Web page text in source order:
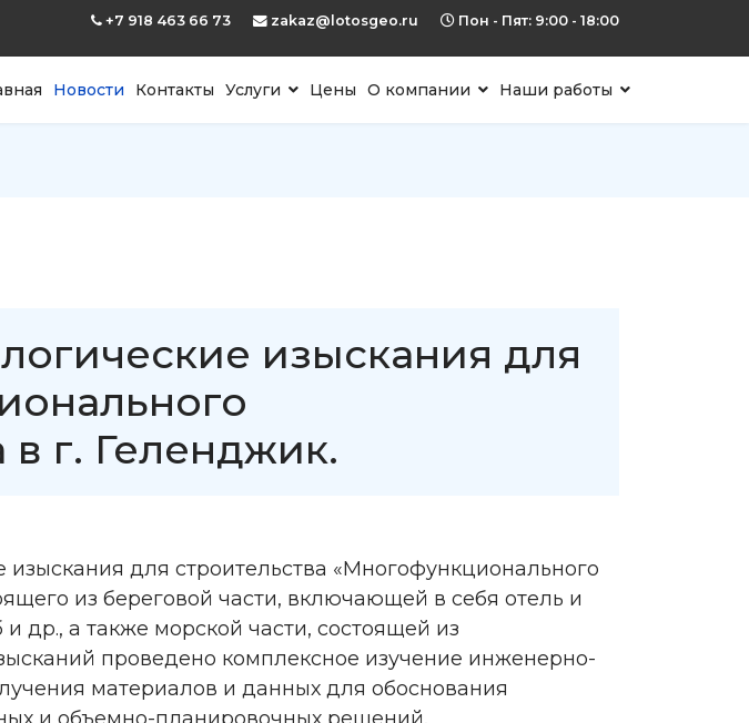
+7 918 463 66 73 zakaz@lotosgeo.ru Пон - Пят: 9:00 - 18:00
Новости Контакты Услуги Цены О компании Наши работы
изыскания для
г. Геленджик.
для строительства «Многофункционального
из береговой части, включающей в себя отель и
др., а также морской части, состоящей из
проведено комплексное изучение инженерно-
материалов и данных для обоснования